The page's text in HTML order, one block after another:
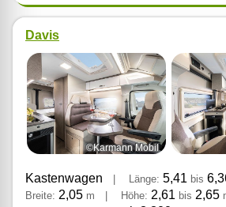
Davis
©Karmann Mobil
Kastenwagen Länge: 5,41 bis
Breite: 2,05 m Höhe: 2,61 bis 2,65